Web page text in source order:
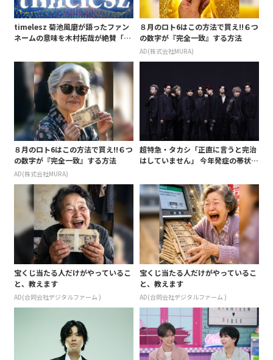
timelesz 菊池風磨が語ったファン
ネームの意味を木村拓哉が絶賛「考
８月のロト6はこの方法で買え!!６つ
の数字が『完全一致』する方法
AD(株式会社MURA)
８月のロト6はこの方法で買え!!６つ
の数字が『完全一致』する方法
AD(株式会社MURA)
超特急・タカシ「正直に言うと完治
はしていません」 今年発症の帯状疱
白 後遺症も語る
宝くじ当たる人だけがやっているこ
と、教えます
AD(合同会社デジタルファーム )
宝くじ当たる人だけがやっているこ
と、教えます
AD(合同会社デジタルファーム )